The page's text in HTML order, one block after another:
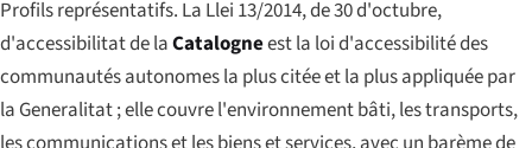
Profils représentatifs. La Llei 13/2014, de 30 d'octubre,
d'accessibilitatde laCatalogneest la loi d'accessibilité des
communautés autonomes la plus citée et la plus appliquée par
la Generalitat ; elle couvre l'environnement bâti, les transports,